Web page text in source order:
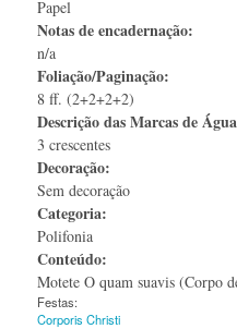
Papel
Notas de encadernação:
n/a
Foliação/Paginação:
8 ff. (2+2+2+2)
Descrição das Marcas de
3 crescentes
Decoração:
Sem decoração
Categoria:
Polifonia
Conteúdo:
Motete O quam suavis (Corpo
Festas:
Corporis Christi